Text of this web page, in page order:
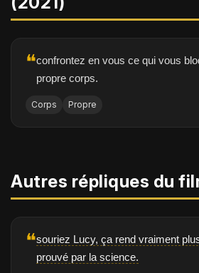
❝confrontez en vous ce qui vous
propre corps.
Corps Propre
Autres répliques du
❝souriez Lucy, ça rend vraiment
prouvé par la science.